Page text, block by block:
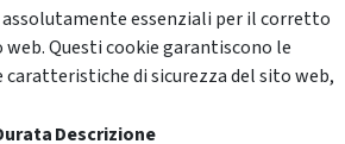
assolutamente essenziali per il corretto
Questi cookie garantiscono le
caratteristiche di sicurezza del sito web,
Descrizione